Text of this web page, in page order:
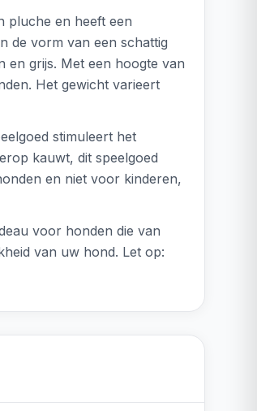
pluche en heeft een
de vorm van een schattig
en grijs. Met een hoogte van
Het gewicht varieert
stimuleert het
kauwt, dit speelgoed
en niet voor kinderen,
voor honden die van
van uw hond. Let op: